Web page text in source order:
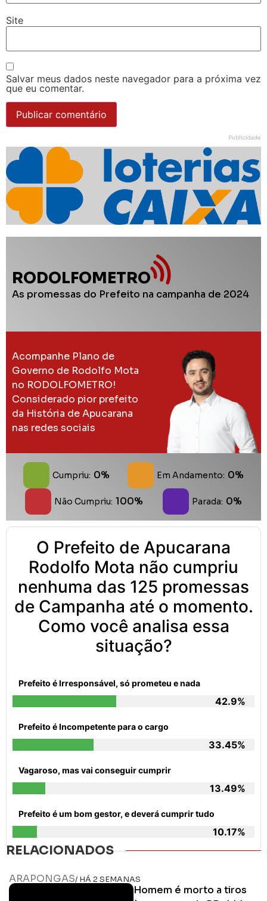
Site
Salvar meus dados neste navegador para a próxima vez
que eu comentar.
Publicidade
RODOLFOMETRO
As promessas do Prefeito na campanha de 2024
Acompanhe Plano de
Governo de Rodolfo Mota
no RODOLFOMETRO!
Considerado pior prefeito
da História de Apucarana
nas redes sociais
Cumpriu: 0% Em Andamento: 0%
Não Cumpriu: 100% Parada: 0%
O Prefeito de Apucarana
Rodolfo Mota não cumpriu
nenhuma das 125 promessas
de Campanha até o momento.
Como você analisa essa
situação?
Prefeito é Irresponsável, só prometeu e nada
42.9%
Prefeito é Incompetente para o cargo
33.45%
Vagaroso, mas vai conseguir cumprir
13.49%
Prefeito é um bom gestor, e deverá cumprir tudo
10.17%
RELACIONADOS
ARAPONGAS/ HÁ 2 SEMANAS
Homem é morto a tiros